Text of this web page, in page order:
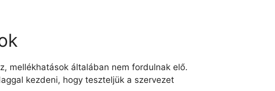
mellékhatások általában nem fordulnak elő.
kezdeni, hogy teszteljük a szervezet